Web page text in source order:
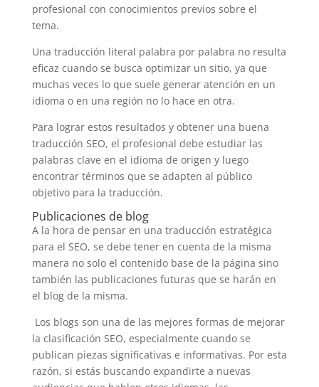
profesional con conocimientos previos sobre el
tema.
Una traducción literal palabra por palabra no resulta
eficaz cuando se busca optimizar un sitio, ya que
muchas veces lo que suele generar atención en un
idioma o en una región no lo hace en otra.
Para lograr estos resultados y obtener una buena
traducción SEO, el profesional debe estudiar las
palabras clave en el idioma de origen y luego
encontrar términos que se adapten al público
objetivo para la traducción.
Publicaciones de blog
A la hora de pensar en una traducción estratégica
para el SEO, se debe tener en cuenta de la misma
manera no solo el contenido base de la página sino
también las publicaciones futuras que se harán en
el blog de la misma.
Los blogs son una de las mejores formas de mejorar
la clasificación SEO, especialmente cuando se
publican piezas significativas e informativas. Por esta
razón, si estás buscando expandirte a nuevas